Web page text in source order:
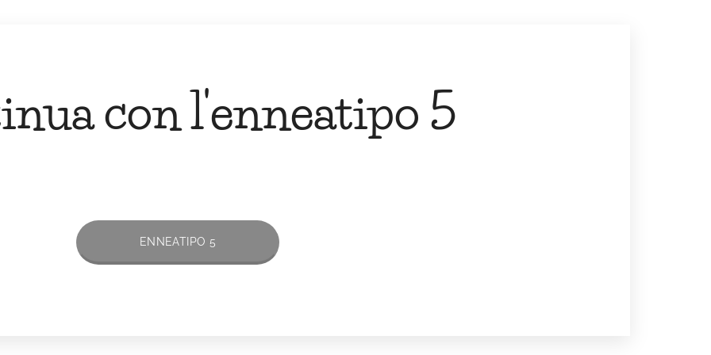
con l'enneatipo 5
ENNEATIPO 5